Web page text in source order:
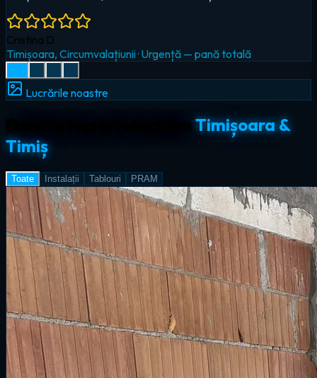
Radu I.
Giroc·Iluminat LED & smart home
Lucrările noastre
Timișoara &
Timiș
Toate Instalații Tablouri PRAM